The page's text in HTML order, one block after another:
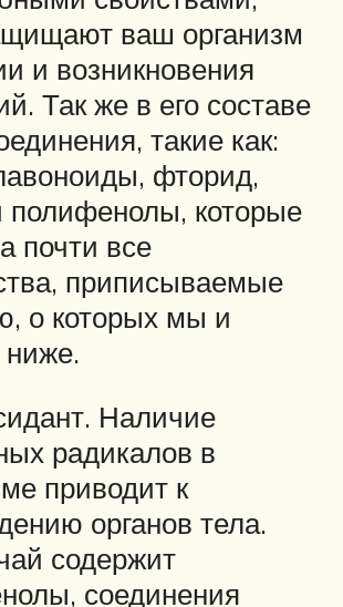
ваш организм
и возникновения
Так же в его составе
такие как:
фторид,
полифенолы, которые
почти все
приписываемые
о которых мы и
Наличие
радикалов в
приводит к
органов тела.
содержит
соединения